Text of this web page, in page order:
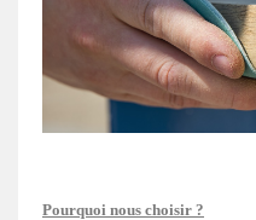
Pourquoi nous choisir ?